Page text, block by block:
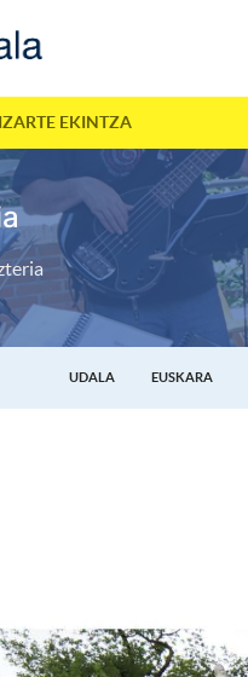
EKINTZA
UDALA EUSKARA